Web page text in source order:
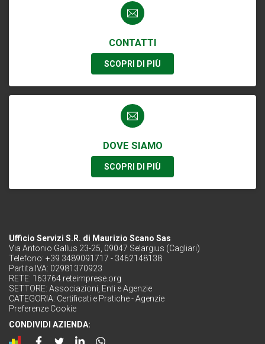
CONTATTI
SCOPRI DI PIÙ
DOVE SIAMO
SCOPRI DI PIÙ
Ufficio Servizi S.R. di Maurizio Scano Sas
Via Antonio Gallus 23-25, 09047 Selargius (Cagliari)
Telefono: +39 3489091717 - 3462148138
Partita IVA: 02981370923
RETE: 163764.reteimprese.org
SETTORE: Associazioni, Enti e Agenzie
CATEGORIA: Certificati e Pratiche - Agenzie
Preferenze Cookie
CONDIVIDI AZIENDA: